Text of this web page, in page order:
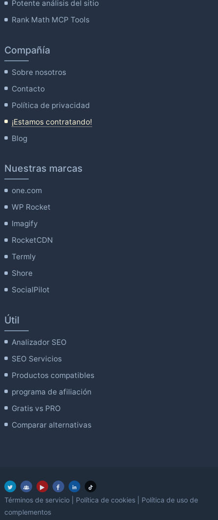
Potente análisis del sitio
Rank Math MCP Tools
Compañía
Sobre nosotros
Contacto
Política de privacidad
¡Estamos contratando!
Blog
Nuestras marcas
one.com
WP Rocket
Imagify
RocketCDN
Termly
Shore
SocialPilot
Útil
Analizador SEO
SEO Servicios
Productos compatibles
programa de afiliación
Gratis vs PRO
Comparar alternativas
Términos de servicio Política de cookies
Política de uso de
complementos